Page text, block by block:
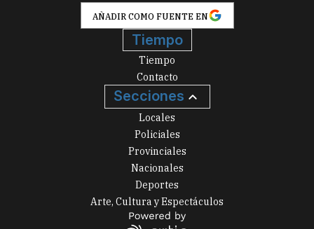
AÑADIR COMO FUENTE EN
Tiempo
Tiempo
Contacto
Secciones
Locales
Policiales
Provinciales
Nacionales
Deportes
Arte, Cultura y Espectáculos